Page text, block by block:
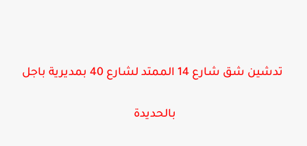
تدشين شق شارع 14 الممتد لشارع 40 بمديرية باجل
بالحديدة